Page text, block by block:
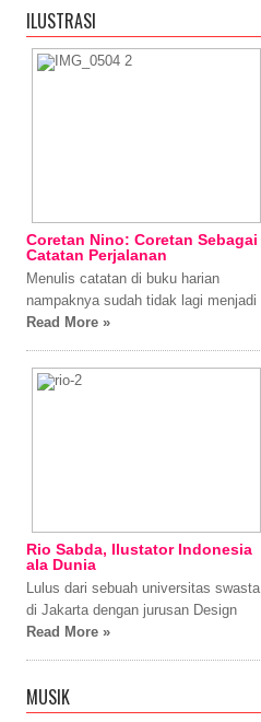
ILUSTRASI
Coretan Nino: Coretan Sebagai
Catatan Perjalanan
Menulis catatan di buku harian
nampaknya sudah tidak lagi menjadi
Read More »
Rio Sabda, Ilustator Indonesia
ala Dunia
Lulus dari sebuah universitas swasta
di Jakarta dengan jurusan Design
Read More »
MUSIK